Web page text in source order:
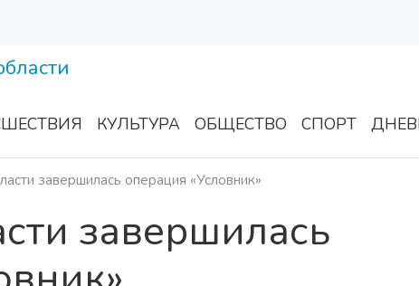
КУЛЬТУРА ОБЩЕСТВО СПОРТ
завершилась операция «Условник»
завершилась